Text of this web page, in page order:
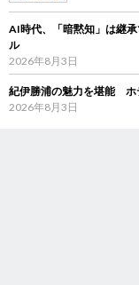
AI時代、「暗黙知」は継
ル
2026年8月3日
紀伊勝浦の魅力を堪能 ホ
2026年8月3日